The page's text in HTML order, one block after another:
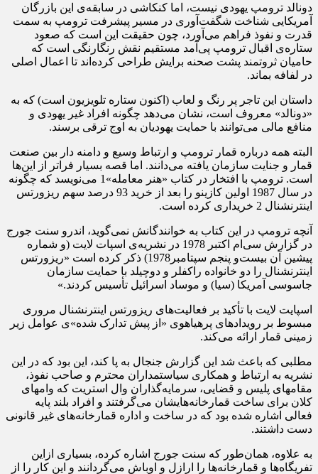
دونالد ترومپ یهودی نیست، اما کنکاشی در سابقه‌ی این بازرگان
آمریکایی شناخت شگفت‌آوری در مسیر پیشرفت ترومپ به سمت
قدرت و نفوذ فراهم می‌آورد، چون حقیقت این است که صعود
ستاره‌ی اقبال ترومپ پی‌آمد مستقیم نقش رنگارنگی است که
حامیان ثروتمند پشت صحنه برایش طراحی کرده‌اند تا اعمال اصلی
در لفافه بماند.
داستان این تاجر پر رنگ و لعاب (اکنون ستاره تلویزیون است) که به
«دونالد» معروف است، نشان می‌دهد چگونه افراد غیر یهودی و
منافع مالی می‌توانند با حمایت یهودیان به اوج ترقی برسند.
البته همه درباره قمار ترومپ و ارتباط وسیع و دامنه دار بین صنعت
قمار و جنایت سازمان یافته می‌دانند. اما قصه بسیار فراتر از این‌ها
است. ترومپ با افتخار در کتاب «هنر معامله»1 می‌نویسد که چگونه
در سال 1987 اولین کازینو را بعد از خرید 93 درصد سهم ریزورتس
اینترنشنال 2 خریداری کرده است.
آنچه ترومپ در این کتاب به خوانندگانش نمی‌گوید، اندرو سنت جورج
در گزارش سی‌ام اکتبر 1978 در نشریه‌ی اسپات لایت (و شماره
پیشین آن بیست‌و پنجم سپتامبر1978) ذکر کرده است «ریزورتس
اینترنشنال را دو خانواده راکفلر و دوچیلد با حمایت سازمان
جاسوسی آمریکا (سیا) و موساد اسرائیل تأسیس کردند.»
اسپایت لایت با تأکید بر فعالیت‌های ریزورتس اینترنشنال مروری
مبسوط بر رویدادهای پرهیاهوی «از پیش تدارک شده»ی عوامل زیر
زمینی قمار ارائه می‌کند.
مطلبی که باعث شد این گزارش جنجال به پا کند، این بود که در این
نشریه به ارتباط و همکاری سیاستمداران محترم و صاحب نفوذ،
مقامهای پلیس و قضایی، سرمایه‌گذاران وال استریت که وامهای
کلان برای ساخت قمارخانه‌هایشان می‌گرفتند و افراد بلند پایه
فعالی اشاره شده بود که در ساخت و اداره قمارخانه‌های غیر قانونی
دست داشتند.
به علاوه، همان‌طور که سنت جورج اشاره کرده، بسیاری ازاین
تفریگاه‌ها و قمارخانه‌ها را ارازل و اوباش می‌گردانند و این کار را از